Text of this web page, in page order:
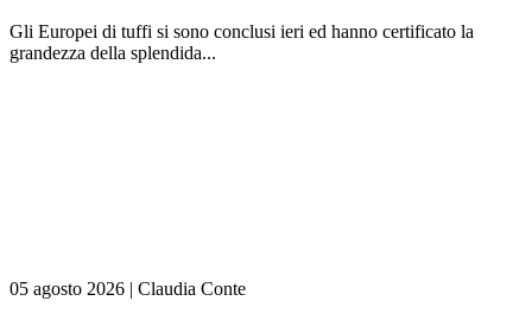
Gli Europei di tuffi si sono conclusi ieri ed hanno certificato la
grandezza della splendida...
05 agosto 2026 | Claudia Conte